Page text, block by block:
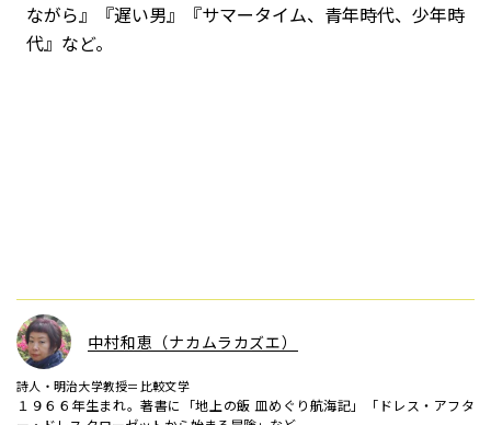
ながら』『遅い男』『サマータイム、青年時代、少年時
代』など。
中村和恵（ナカムラカズエ）
詩人・明治大学教授＝比較文学
１９６６年生まれ。著書に「地上の飯 皿めぐり航海記」「ドレス・アフタ